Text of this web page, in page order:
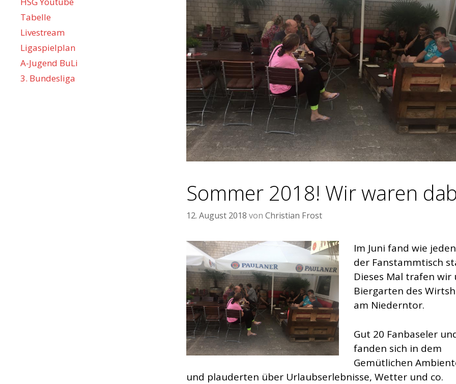
Sommer 2018! Wir waren
12. August 2018 von Christian Frost
Im Juni fand wie
der Fanstammtisch
Dieses Mal trafen wir
Biergarten des
am Niederntor.
Gut 20 Fanbaseler
fanden sich in dem
Gemütlichen
und plauderten über Urlaubserlebnisse, Wetter und co.
Tabelle
Livestream
Ligaspielplan
A-Jugend BuLi
3. Bundesliga